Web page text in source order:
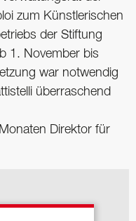
zum Künstlerischen
der Stiftung
1. November bis
war notwendig
überraschend
Direktor für